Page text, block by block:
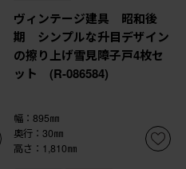
ヴィンテージ建具 昭和後
期 シンプルな升目デザイン
の擦り上げ雪見障子戸4枚セ
ット (R-086584)
幅：895㎜
奥行：30㎜
高さ：1,810㎜